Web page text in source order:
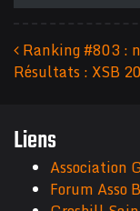
Navigation
Ranking #803 :
Résultats : XSB
Liens
Association
Forum Asso